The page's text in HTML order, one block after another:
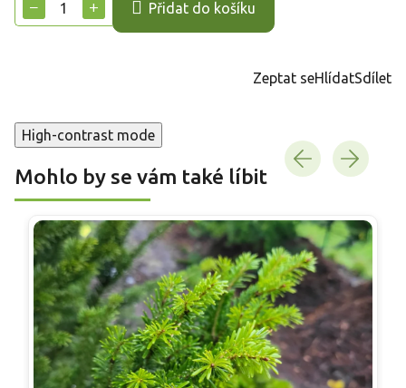
+
− Přidat do košíku
Zeptat seHlídatSdílet
High-contrast mode
Mohlo by se vám také líbit